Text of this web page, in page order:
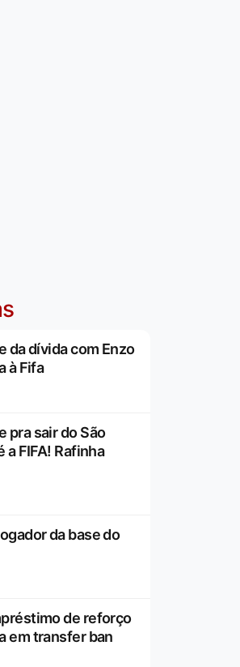
da dívida com Enzo
à Fifa
pra sair do São
a FIFA! Rafinha
da base do
de reforço
em transfer ban